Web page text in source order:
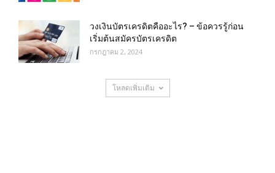
วงเงินบัตรเครดิตคืออะไร? – ข้อควรรู้ก่อน
เริ่มต้นสมัครบัตรเครดิต
กรกฎาคม 2, 2024
โหลดเพิ่มเติม